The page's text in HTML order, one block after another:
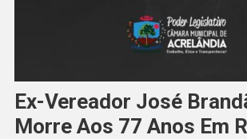
Ex-Vereador José
Morre Aos 77 Anos Em